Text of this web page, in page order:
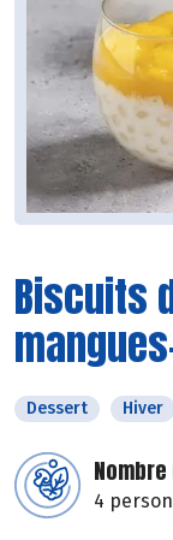
Biscuits
Dessert Hiver
4